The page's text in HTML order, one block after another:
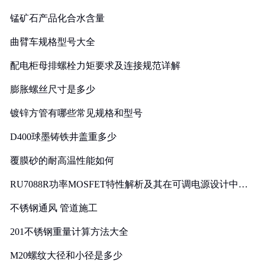
锰矿石产品化合水含量
曲臂车规格型号大全
配电柜母排螺栓力矩要求及连接规范详解
膨胀螺丝尺寸是多少
镀锌方管有哪些常见规格和型号
D400球墨铸铁井盖重多少
覆膜砂的耐高温性能如何
RU7088R功率MOSFET特性解析及其在可调电源设计中的
不锈钢通风 管道施工
201不锈钢重量计算方法大全
M20螺纹大径和小径是多少